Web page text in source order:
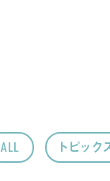
ALL トピック